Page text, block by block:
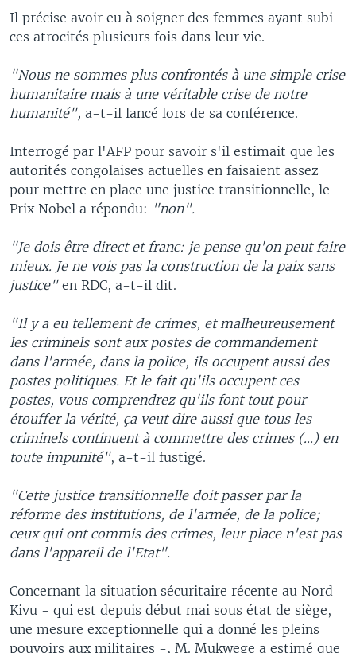
Il précise avoir eu à soigner des femmes ayant subi
ces atrocités plusieurs fois dans leur vie.
"Nous ne sommes plus confrontés à une simple crise
humanitaire mais à une véritable crise de notre
humanité", a-t-il lancé lors de sa conférence.
Interrogé par l'AFP pour savoir s'il estimait que les
autorités congolaises actuelles en faisaient assez
pour mettre en place une justice transitionnelle, le
Prix Nobel a répondu: "non".
"Je dois être direct et franc: je pense qu'on peut faire
mieux. Je ne vois pas la construction de la paix sans
justice"en RDC, a-t-il dit.
"Il y a eu tellement de crimes, et malheureusement
les criminels sont aux postes de commandement
dans l'armée, dans la police, ils occupent aussi des
postes politiques. Et le fait qu'ils occupent ces
postes, vous comprendrez qu'ils font tout pour
étouffer la vérité, ça veut dire aussi que tous les
criminels continuent à commettre des crimes (...) en
toute impunité", a-t-il fustigé.
"Cette justice transitionnelle doit passer par la
réforme des institutions, de l'armée, de la police;
ceux qui ont commis des crimes, leur place n'est pas
dans l'appareil de l'Etat".
Concernant la situation sécuritaire récente au Nord-
Kivu - qui est depuis début mai sous état de siège,
une mesure exceptionnelle qui a donné les pleins
pouvoirs aux militaires -, M. Mukwege a estimé que